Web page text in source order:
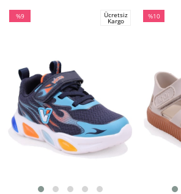
%9
Ücretsiz
Kargo
%10